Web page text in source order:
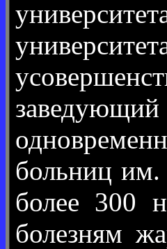
больниц
более 300
болезням